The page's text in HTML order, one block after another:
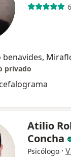
benavides,
privado
Atilio
Concha
Psicólogo ·